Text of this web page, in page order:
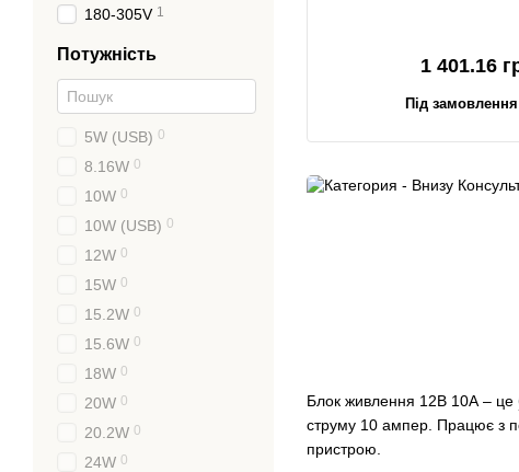
Блок живлення 12В 10А – це
струму 10 ампер. Працює з
пристрою.
1 401.16
Під
180-305V 1
Потужність
5W (USB) 0
8.16W 0
10W 0
10W (USB) 0
12W 0
15W 0
15.2W 0
15.6W 0
18W 0
20W 0
20.2W 0
24W 0